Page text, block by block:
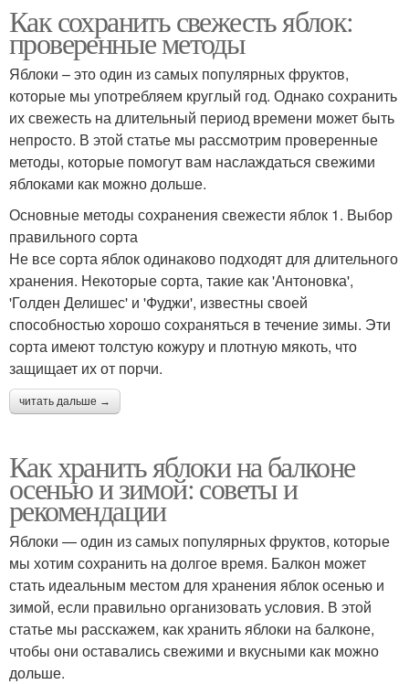
Как сохранить свежесть яблок:
проверенные методы
Яблоки – это один из самых популярных фруктов,
которые мы употребляем круглый год. Однако сохранить
их свежесть на длительный период времени может быть
непросто. В этой статье мы рассмотрим проверенные
методы, которые помогут вам наслаждаться свежими
яблоками как можно дольше.
Основные методы сохранения свежести яблок 1. Выбор
правильного сорта
Не все сорта яблок одинаково подходят для длительного
хранения. Некоторые сорта, такие как 'Антоновка',
'Голден Делишес' и 'Фуджи', известны своей
способностью хорошо сохраняться в течение зимы. Эти
сорта имеют толстую кожуру и плотную мякоть, что
защищает их от порчи.
читать дальше →
Как хранить яблоки на балконе
осенью и зимой: советы и
рекомендации
Яблоки — один из самых популярных фруктов, которые
мы хотим сохранить на долгое время. Балкон может
стать идеальным местом для хранения яблок осенью и
зимой, если правильно организовать условия. В этой
статье мы расскажем, как хранить яблоки на балконе,
чтобы они оставались свежими и вкусными как можно
дольше.